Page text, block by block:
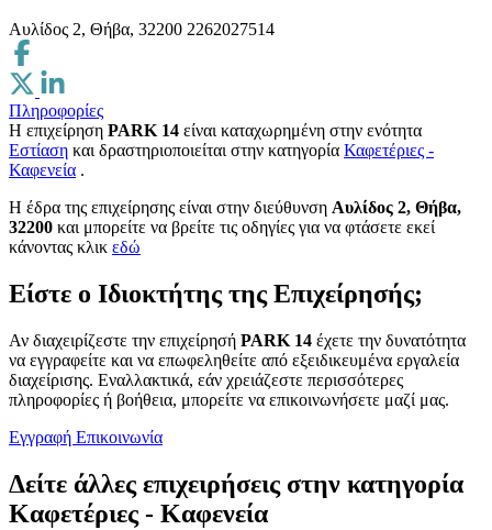
Αυλίδος 2, Θήβα, 32200 2262027514
Πληροφορίες
Η επιχείρηση PARK 14 είναι καταχωρημένη στην ενότητα
Εστίαση και δραστηριοποιείται στην κατηγορία Καφετέριες -
Καφενεία .
H έδρα της επιχείρησης είναι στην διεύθυνση Αυλίδος 2, Θήβα,
32200 και μπορείτε να βρείτε τις οδηγίες για να φτάσετε εκεί
κάνοντας κλικ εδώ
Είστε ο Ιδιοκτήτης της Επιχείρησής;
Αν διαχειρίζεστε την επιχείρησή PARK 14 έχετε την δυνατότητα
να εγγραφείτε και να επωφεληθείτε από εξειδικευμένα εργαλεία
διαχείρισης. Εναλλακτικά, εάν χρειάζεστε περισσότερες
πληροφορίες ή βοήθεια, μπορείτε να επικοινωνήσετε μαζί μας.
Εγγραφή Επικοινωνία
Δείτε άλλες επιχειρήσεις στην κατηγορία
Καφετέριες - Καφενεία